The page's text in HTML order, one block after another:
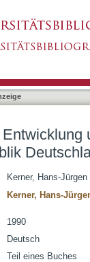
Kerner, Hans-Jürgen
Kerner, Hans-
1990
Deutsch
Teil eines Buches